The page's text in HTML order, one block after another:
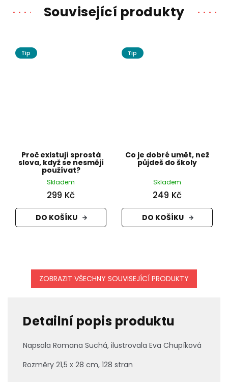
Související produkty
Tip
Proč existují sprostá
slova, když se nesmějí
používat?
Skladem
299 Kč
DO KOŠÍKU
Tip
Co je dobré umět, než
půjdeš do školy
Skladem
249 Kč
DO KOŠÍKU
ZOBRAZIT VŠECHNY SOUVISEJÍCÍ PRODUKTY
Detailní popis produktu
Napsala Romana Suchá, ilustrovala Eva Chupíková
Rozměry 21,5 x 28 cm, 128 stran